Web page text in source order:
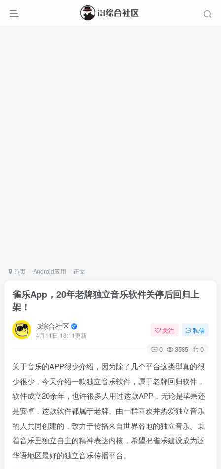
首页 Android应用 正文
雀乐App，20年老牌独立音乐软件关停后回归上
架！
i3综合社区
4月11日 13:11更新
关注 私信
0 3585 0
关于音乐的APP很少介绍，因为除了几个平台这类型真的很
少很少，今天介绍一款独立音乐软件，属于老牌回归软件，
软件成立20余年，也许很多人用过这款APP，无论是苹果还
是安卓，这款软件都属于老牌。由一群喜欢并热爱独立音乐
的人共同创建的，致力于传播来自世界各地的独立音乐。秉
着音乐里独立自主的精神表达内核，希望把雀乐建设成为泛
华语地区最好的独立音乐传播平台。